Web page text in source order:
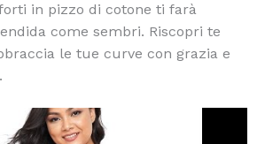
in pizzo di cotone ti farà
come sembri. Riscopri te
le tue curve con grazia e